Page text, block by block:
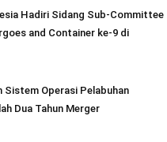
Hadiri Sidang Sub-Committee
and Container ke-9 di
Sistem Operasi Pelabuhan
Dua Tahun Merger